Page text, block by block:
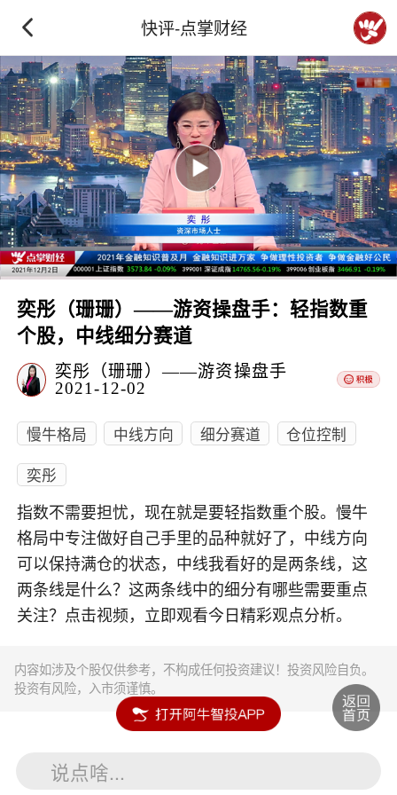
快评-点掌财经
奕彤（珊珊）——游资操盘手：轻指数重
个股，中线细分赛道
奕彤（珊珊）——游资操盘手
2021-12-02
慢牛格局 中线方向 细分赛道
仓位控制
奕彤
指数不需要担忧，现在就是要轻指数重个股。慢牛
格局中专注做好自己手里的品种就好了，中线方向
可以保持满仓的状态，中线我看好的是两条线，这
两条线是什么？这两条线中的细分有哪些需要重点
关注？点击视频，立即观看今日精彩观点分析。
内容如涉及个股仅供参考，不构成任何投资建议！投资风险自负。
投资有风险，入市须谨慎。
说点啥...